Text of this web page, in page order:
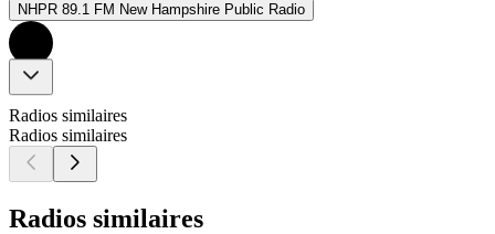
NHPR 89.1 FM New Hampshire Public Radio
Radios similaires
Radios similaires
Radios similaires